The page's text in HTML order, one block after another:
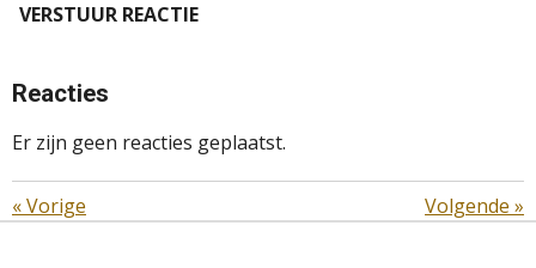
VERSTUUR REACTIE
Reacties
Er zijn geen reacties geplaatst.
«Vorige Volgende »